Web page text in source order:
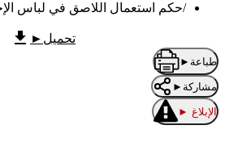
/حكم استعمال اللاصق في لباس
تحميل ►
طباعة ►
مشاركة ►
الإبلاغ ►